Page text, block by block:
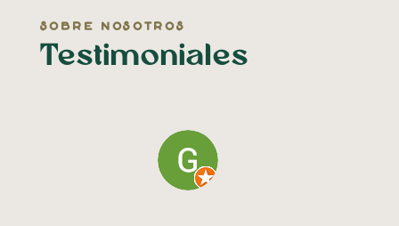
sobre nosotros
Testimoniales